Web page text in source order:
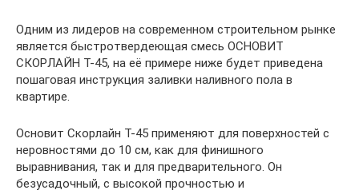
Одним из лидеров на современном строительном рынке
является быстротвердеющая смесь ОСНОВИТ
СКОРЛАЙН Т-45, на её примере ниже будет приведена
пошаговая инструкция заливки наливного пола в
квартире.
Основит Скорлайн Т-45 применяют для поверхностей с
неровностями до 10 см, как для финишного
выравнивания, так и для предварительного. Он
безусадочный, с высокой прочностью и